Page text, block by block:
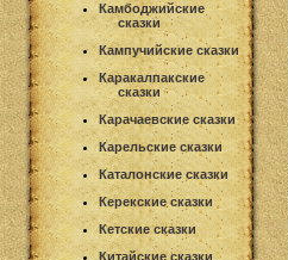
Камбоджийские
сказки
Кампучийские сказки
Каракалпакские
сказки
Карачаевские сказки
Карельские сказки
Каталонские сказки
Керекские сказки
Кетские сказки
Китайские сказки